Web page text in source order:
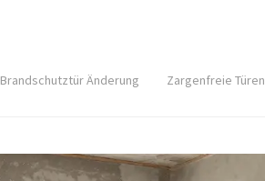
Brandschutztür Änderung Zargenfreie Türen